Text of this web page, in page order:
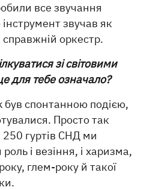
все звучання
звучав як
оркестр.
зі світовими
для тебе означало?
був спонтанною подією,
Просто так
гуртів СНД ми
і везіння, і харизма,
глем-року й такої